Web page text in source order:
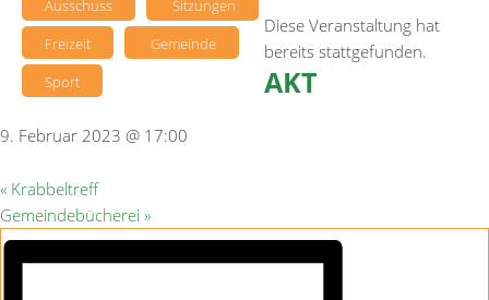
Ausschuss
Sitzungen
Freizeit
Gemeinde
Sport
Diese Veranstaltung hat
bereits stattgefunden.
AKT
9. Februar 2023 @ 17:00
« Krabbeltreff
Gemeindebücherei »